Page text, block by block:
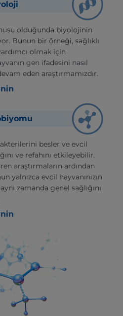
olduğunda biyolojinin
Bunun bir örneği, sağlıklı
olmak için
gen ifadesini nasıl
eden araştırmamızdır.
besler ve evcil
ve refahını etkileyebilir.
araştırmaların ardından
yalnızca evcil hayvanınızın
zamanda genel sağlığını